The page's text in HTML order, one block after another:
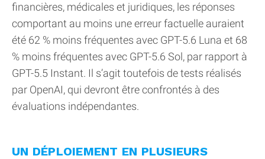
financières, médicales et juridiques, les réponses
comportant au moins une erreur factuelle auraient
été 62 % moins fréquentes avec GPT-5.6 Luna et 68
% moins fréquentes avec GPT-5.6 Sol, par rapport à
GPT-5.5 Instant. Il s’agit toutefois de tests réalisés
par OpenAI, qui devront être confrontés à des
évaluations indépendantes.
UN DÉPLOIEMENT EN PLUSIEURS